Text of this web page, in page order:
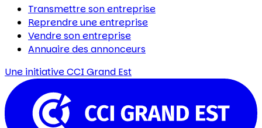
Transmettre son entreprise
Reprendre une entreprise
Vendre son entreprise
Annuaire des annonceurs
Une initiativeCCI Grand Est